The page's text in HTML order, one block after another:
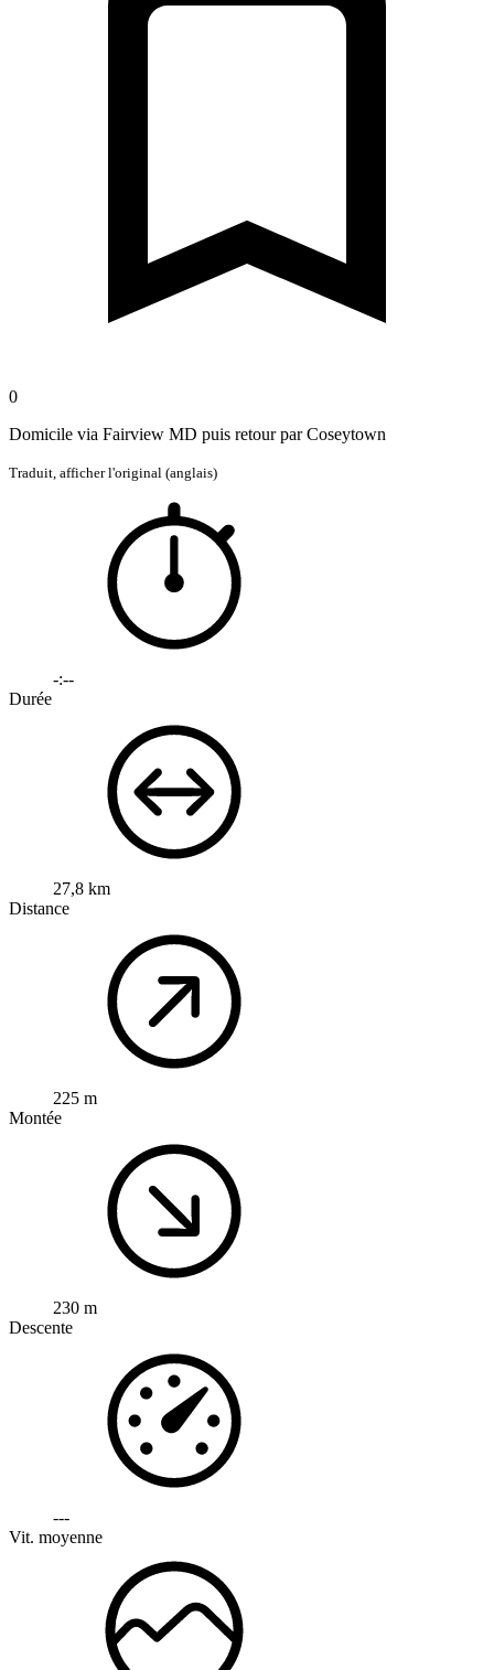
0
Domicile via Fairview MD puis retour par Coseytown
Traduit, afficher l'original (anglais)
-:--
Durée
27,8 km
Distance
225 m
Montée
230 m
Descente
---
Vit. moyenne